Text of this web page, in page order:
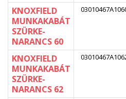
KNOXFIELD
MUNKAKABÁT
SZÜRKE-
NARANCS 60
KNOXFIELD
MUNKAKABÁT
SZÜRKE-
NARANCS 62